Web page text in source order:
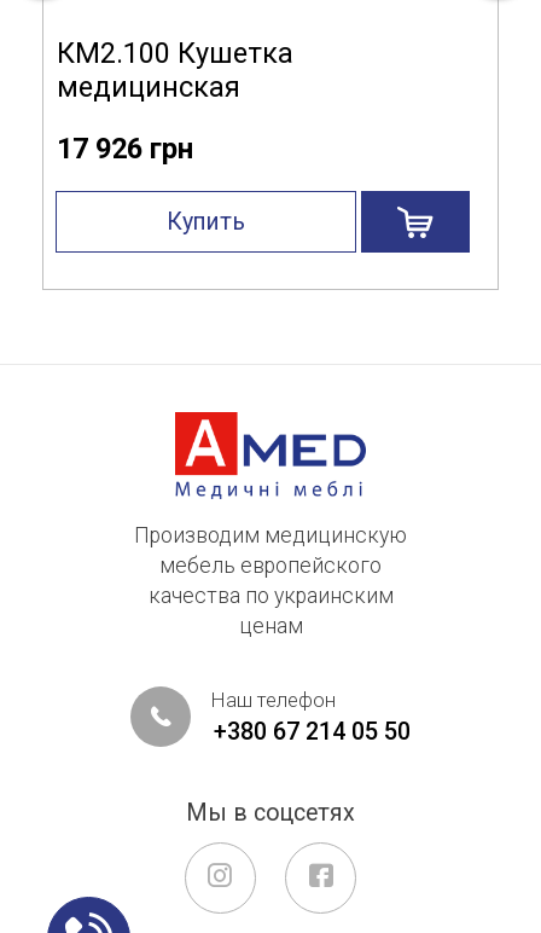
КМ2.100 Кушетка
медицинская
17 926 грн
Купить
Производим медицинскую
мебель европейского
качества по украинским
ценам
Наш телефон
+380 67 214 05 50
Мы в соцсетях